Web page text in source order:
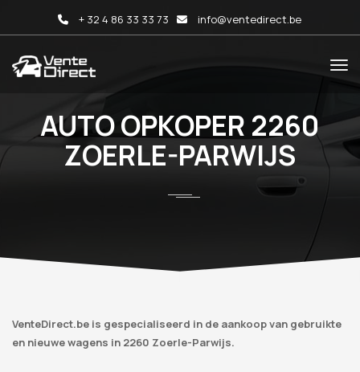
+ 32 4 86 33 33 73 info@ventedirect.be
AUTO OPKOPER 2260
ZOERLE-PARWIJS
VenteDirect.be is gespecialiseerd in de aankoop van gebruikte
en nieuwe wagens in 2260 Zoerle-Parwijs.